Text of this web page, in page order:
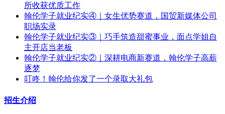
所收获优质工作
翰伦学子就业纪实④｜女生优势赛道，国贸新媒体公司
职场实录
翰伦学子就业纪实③｜巧手筑造甜蜜事业，面点学姐自
主开店当老板
翰伦学子就业纪实②｜深耕电商新赛道，翰伦学子高薪
逐梦
叮咚！翰伦给你发了一个录取大礼包
招生介绍